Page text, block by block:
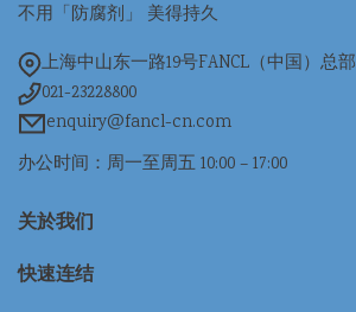
不用「防腐剂」 美得持久
上海中山东一路19号FANCL（中国）总部
021-23228800
enquiry@fancl-cn.com
办公时间：周一至周五 10:00 – 17:00
关於我们
快速连结